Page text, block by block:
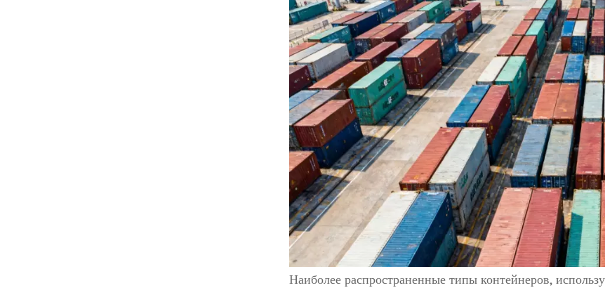
Наиболее распространенные типы контейнеров,